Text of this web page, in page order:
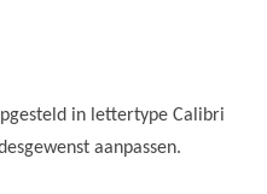
in lettertype Calibri
aanpassen.